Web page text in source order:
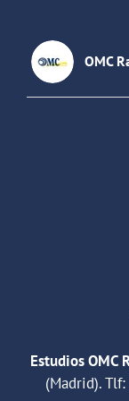
OMC
Estudios OMC
(Madrid). Tlf: